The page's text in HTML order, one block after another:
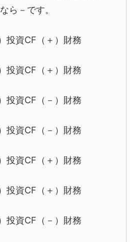
ら－です。
資CF（＋）財務
資CF（＋）財務
資CF（－）財務
資CF（－）財務
資CF（＋）財務
資CF（＋）財務
資CF（－）財務